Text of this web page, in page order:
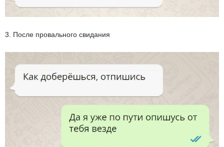
3. После провального свидания